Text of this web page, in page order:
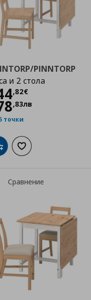
PINNTORP
и 2 стола
,82€244,82 €
,83лв
точки
в кошницата
Добави към
Сравнение